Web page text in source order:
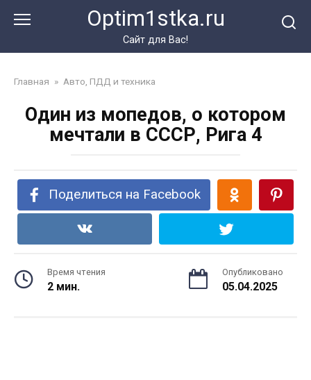
Optim1stka.ru
Сайт для Вас!
Главная » Авто, ПДД и техника
Один из мопедов, о котором
мечтали в СССР, Рига 4
Поделиться на Facebook
Время чтения
2 мин.
Опубликовано
05.04.2025